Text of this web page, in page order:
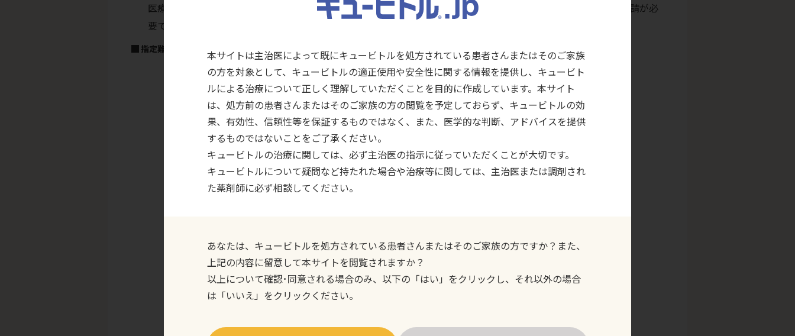
医療受給者証の有効期間は原則申請日から1年以内で、都道府県・指定都市が定める期間です。1年ごとに更新の申請が必
要です。
指定難病自己負担上限
2025年8月現在
本サイトは主治医によって既にキュービトルを処方されている患者さんまたはそのご家族
の方を対象として、キュービトルの適正使用や安全性に関する情報を提供し、キュービト
ルによる治療について正しく理解していただくことを目的に作成しています。本サイト
は、処方前の患者さんまたはそのご家族の方の閲覧を予定しておらず、キュービトルの効
果、有効性、信頼性等を保証するものではなく、また、医学的な判断、アドバイスを提供
するものではないことをご了承ください。
キュービトルの治療に関しては、必ず主治医の指示に従っていただくことが大切です。
キュービトルについて疑問など持たれた場合や治療等に関しては、主治医または調剤され
た薬剤師に必ず相談してください。
あなたは、キュービトルを処方されている患者さんまたはそのご家族の方ですか？また、
上記の内容に留意して本サイトを閲覧されますか？
以上について確認･同意される場合のみ、以下の「はい」をクリックし、それ以外の場合
は「いいえ」をクリックください。